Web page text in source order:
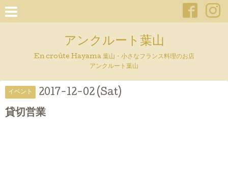
アンクルート葉山
En croûte Hayama 葉山・小さなフランス料理のお店
アンクルート葉山
イベント 2017-12-02 (Sat)
貸切営業